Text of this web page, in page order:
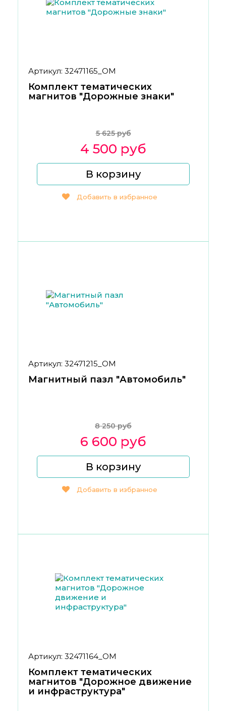
Артикул: 32471165_ОМ
Комплект тематических
магнитов "Дорожные знаки"
5 625 руб
4 500 руб
В корзину
Добавить в избранное
Артикул: 32471215_ОМ
Магнитный пазл "Автомобиль"
8 250 руб
6 600 руб
В корзину
Добавить в избранное
Артикул: 32471164_ОМ
Комплект тематических
магнитов "Дорожное движение
и инфраструктура"